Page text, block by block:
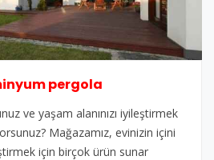
pergola
ve yaşam alanınızı iyileştirmek
Mağazamız, evinizin içini
için birçok ürün sunar